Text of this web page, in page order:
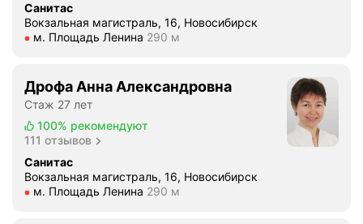
Санитас
Вокзальная магистраль, 16, Новосибирск
Метро м. Площадь Ленина Расстояние 290 м
м. Площадь Ленина 290 м
Дрофа Анна Александровна
Стаж 27 лет
100% рекомендуют
111 отзывов
Санитас
Вокзальная магистраль, 16, Новосибирск
Метро м. Площадь Ленина Расстояние 290 м
м. Площадь Ленина 290 м